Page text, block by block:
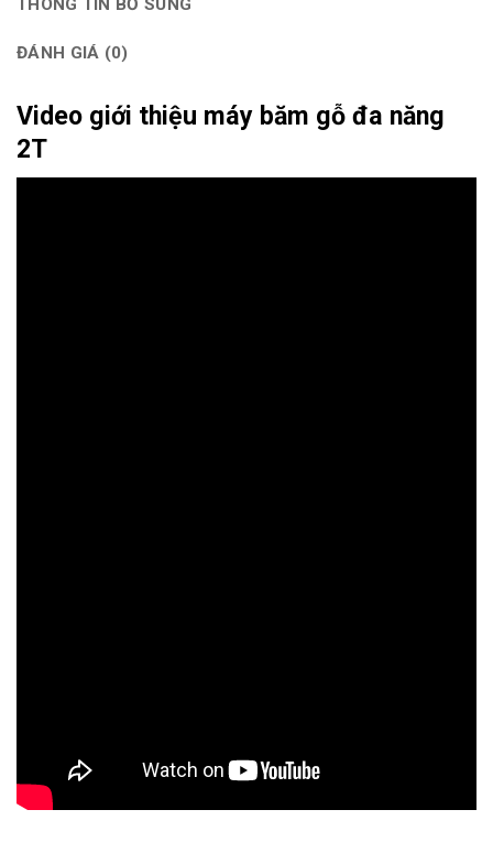
THÔNG TIN BỔ SUNG
ĐÁNH GIÁ (0)
Video giới thiệu máy băm gỗ đa năng
2T